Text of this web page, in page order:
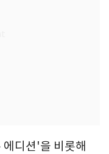
디션'을 비롯해